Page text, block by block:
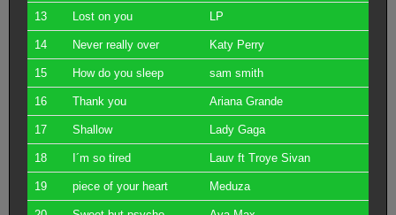
13 Lost on you LP
14 Never really over Katy Perry
15 How do you sleep sam smith
16 Thank you Ariana Grande
17 Shallow Lady Gaga
18 I´m so tired Lauv ft Troye Sivan
19 piece of your heart Meduza